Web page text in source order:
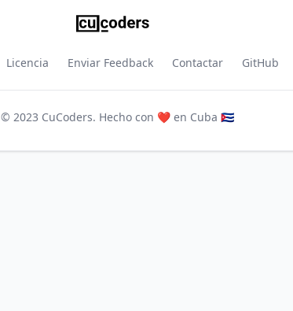
Licencia Enviar Feedback Contactar GitHub
© 2023 CuCoders. Hecho con ❤️ en Cuba 🇨🇺